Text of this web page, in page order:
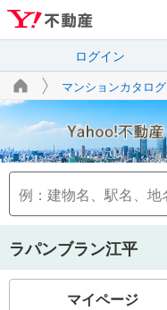
ログイン
マンションカタログ
ラパンブラン江平
マイページ